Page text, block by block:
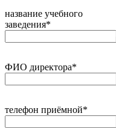
название учебного
заведения*
ФИО директора*
телефон приёмной*